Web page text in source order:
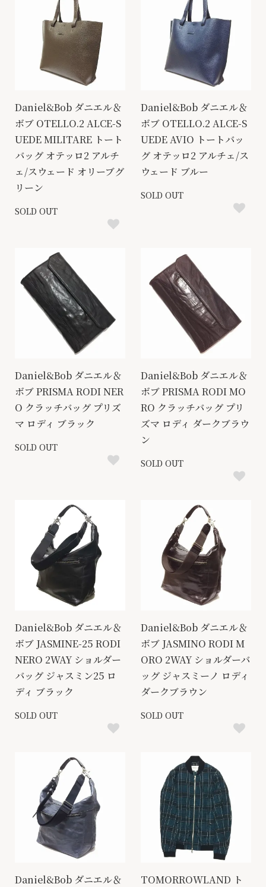
Daniel&Bob ダニエル＆
ボブ OTELLO.2 ALCE-S
UEDE MILITARE トート
バッグ オテッロ2 アルチ
ェ/スウェード オリーブグ
リーン
SOLD OUT
Daniel&Bob ダニエル＆
ボブ OTELLO.2 ALCE-S
UEDE AVIO トートバッ
グ オテッロ2 アルチェ/ス
ウェード ブルー
SOLD OUT
Daniel&Bob ダニエル＆
ボブ PRISMA RODI NER
O クラッチバッグ プリズ
マ ロディ ブラック
SOLD OUT
Daniel&Bob ダニエル＆
ボブ PRISMA RODI MO
RO クラッチバッグ プリ
ズマ ロディ ダークブラウ
ン
SOLD OUT
Daniel&Bob ダニエル＆
ボブ JASMINE-25 RODI
NERO 2WAY ショルダー
バッグ ジャスミン25 ロ
ディ ブラック
SOLD OUT
Daniel&Bob ダニエル＆
ボブ JASMINO RODI M
ORO 2WAY ショルダーバ
ッグ ジャスミーノ ロディ
ダークブラウン
SOLD OUT
Daniel&Bob ダニエル＆
TOMORROWLAND ト